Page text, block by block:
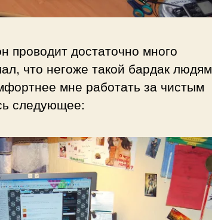
проводит достаточно много
что негоже такой бардак людям
мне работать за чистым
следующее: